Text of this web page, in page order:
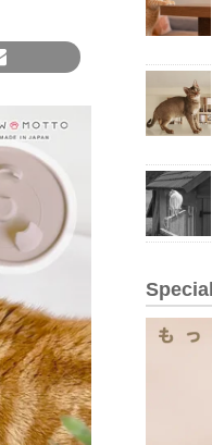
Special